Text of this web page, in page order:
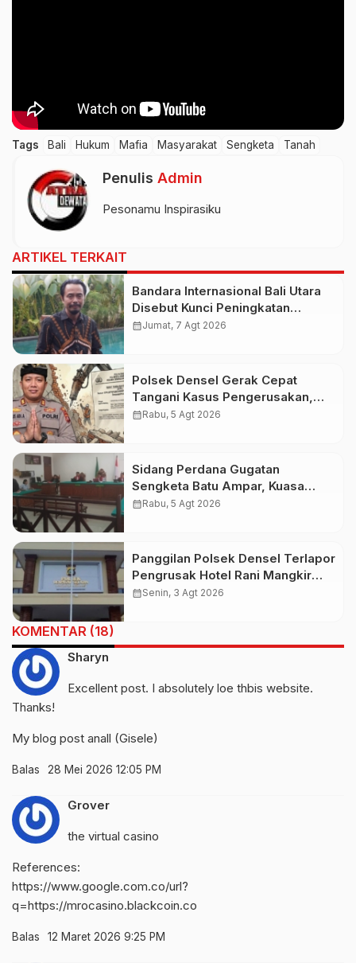
Tags Bali Hukum Mafia Masyarakat Sengketa Tanah
Penulis Admin
Pesonamu Inspirasiku
ARTIKEL TERKAIT
Bandara Internasional Bali Utara
Disebut Kunci Peningkatan
Pariwisata Indonesia Timur dan
calendar_monthJumat, 7 Agt 2026
Polsek Densel Gerak Cepat
Tangani Kasus Pengerusakan,
Kapolsek: Kami Sudah Koordinasi
calendar_monthRabu, 5 Agt 2026
Sidang Perdana Gugatan
Sengketa Batu Ampar, Kuasa
Hukum Sebut Tak Ikut Tergugat di
calendar_monthRabu, 5 Agt 2026
Panggilan Polsek Densel Terlapor
Pengrusak Hotel Rani Mangkir
Keluar Negeri, Ternyata Masih di
calendar_monthSenin, 3 Agt 2026
KOMENTAR (18)
Sharyn
Excellent post. I absolutely loe thbis website.
Thanks!
My blog post anall (Gisele)
Balas 28 Mei 2026 12:05 PM
Grover
the virtual casino
References:
https://www.google.com.co/url?
q=https://mrocasino.blackcoin.co
Balas 12 Maret 2026 9:25 PM